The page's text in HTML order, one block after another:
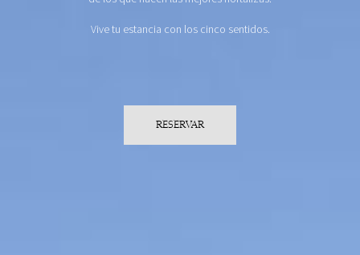
Vive tu estancia con los cinco sentidos.
RESERVAR